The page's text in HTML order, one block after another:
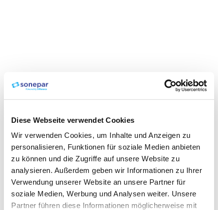
Diese Webseite verwendet Cookies
Wir verwenden Cookies, um Inhalte und Anzeigen zu
personalisieren, Funktionen für soziale Medien anbieten
zu können und die Zugriffe auf unsere Website zu
analysieren. Außerdem geben wir Informationen zu Ihrer
Verwendung unserer Website an unsere Partner für
soziale Medien, Werbung und Analysen weiter. Unsere
Partner führen diese Informationen möglicherweise mit